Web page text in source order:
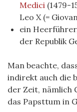
Medici (1479-
Leo X (=
ein
der Republik
Man beachte,
indirekt auch die
der Zeit, nämlich
das Papsttum in